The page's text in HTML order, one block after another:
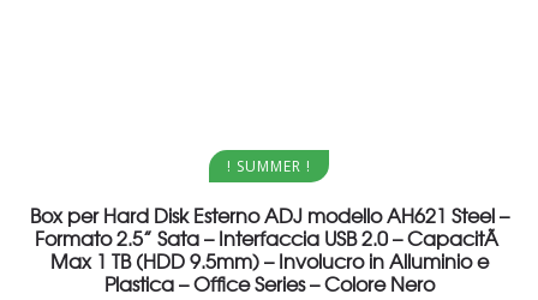
Aggiungi al carrello
! SUMMER !
Box per Hard Disk Esterno ADJ modello AH621 Steel –
Formato 2.5” Sata – Interfaccia USB 2.0 – CapacitÃ
Max 1 TB (HDD 9.5mm) – Involucro in Alluminio e
Plastica – Office Series – Colore Nero